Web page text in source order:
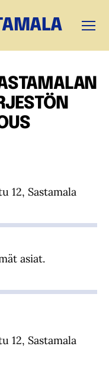
12, Sastamala
asiat.
12, Sastamala